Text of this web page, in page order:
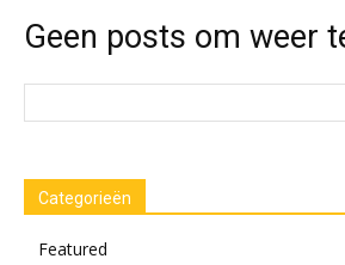
Geen posts om weer
Categorieën
Featured